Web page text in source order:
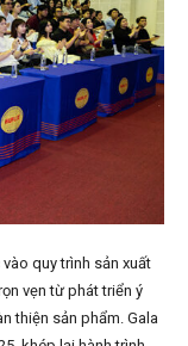
quy trình sản xuất
vẹn từ phát triển ý
thiện sản phẩm. Gala